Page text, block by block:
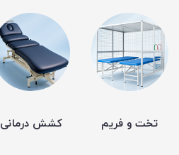
تخت و فریم کشش درمانی